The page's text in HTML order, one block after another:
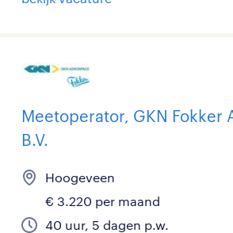
Meetoperator, GKN Fokker
B.V.
Hoogeveen
€ 3.220 per maand
40 uur, 5 dagen p.w.